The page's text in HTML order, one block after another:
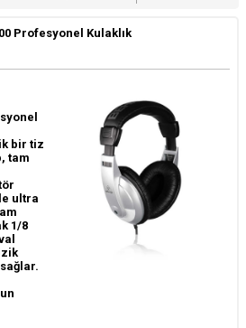
Profesyonel Kulaklık
bir tiz
tam
ultra
1/8